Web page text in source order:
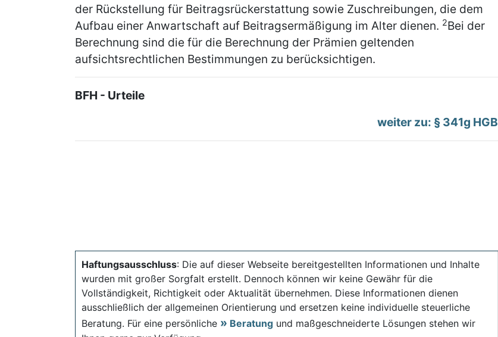
der Rückstellung für Beitragsrückerstattung sowie Zuschreibungen, die dem
Aufbau einer Anwartschaft auf Beitragsermäßigung im Alter dienen. 2Bei der
Berechnung sind die für die Berechnung der Prämien geltenden
aufsichtsrechtlichen Bestimmungen zu berücksichtigen.
BFH - Urteile
weiter zu: § 341g HGB
Haftungsausschluss: Die auf dieser Webseite bereitgestellten Informationen und Inhalte
wurden mit großer Sorgfalt erstellt. Dennoch können wir keine Gewähr für die
Vollständigkeit, Richtigkeit oder Aktualität übernehmen. Diese Informationen dienen
ausschließlich der allgemeinen Orientierung und ersetzen keine individuelle steuerliche
Beratung. Für eine persönliche
Beratung und maßgeschneiderte Lösungen stehen wir